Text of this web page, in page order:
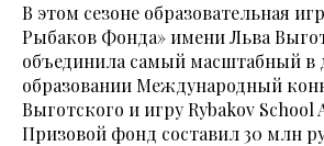
В этом сезоне образовательная
Рыбаков Фонда» имени Льва
объединила самый масштабный
образовании Международный
Выготского и игру Rybakov School
Призовой фонд составил 30 млн